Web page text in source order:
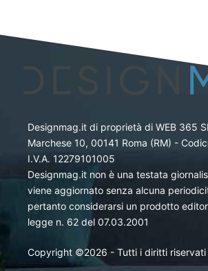
Designmag.it di proprietà di WEB 365
Marchese 10, 00141 Roma (RM) -
I.V.A. 12279101005
Designmag.it non è una testata
viene aggiornato senza alcuna
pertanto considerarsi un prodotto
legge n. 62 del 07.03.2001
Copyright ©2026 - Tutti i diritti